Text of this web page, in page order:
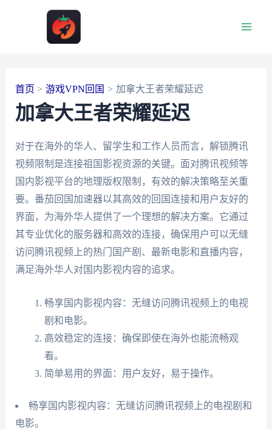
首页 游戏VPN回国 加拿大王者荣耀延迟
加拿大王者荣耀延迟
对于在海外的华人、留学生和工作人员而言，解锁腾讯
视频限制是连接祖国影视资源的关键。面对腾讯视频等
国内影视平台的地理版权限制，有效的解决策略至关重
要。番茄回国加速器以其高效的回国连接和用户友好的
界面，为海外华人提供了一个理想的解决方案。它通过
其专业优化的服务器和高效的连接，确保用户可以无缝
访问腾讯视频上的热门国产剧、最新电影和直播内容，
满足海外华人对国内影视内容的追求。
畅享国内影视内容：无缝访问腾讯视频上的电视
剧和电影。
高效稳定的连接：确保即使在海外也能流畅观
看。
简单易用的界面：用户友好，易于操作。
畅享国内影视内容：无缝访问腾讯视频上的电视剧和
电影。